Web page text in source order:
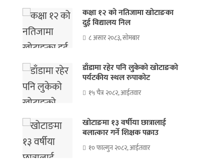
कक्षा १२ को नतिजामा खोटाङका
दुई विद्यालय निल
८ असार २०८३, सोमबार
डाँडामा रहेर पनि लुकेको खोटाङको
पर्यटकीय स्थल रुपाकोट
१५ चैत्र २०८२, आईतवार
खोटाङमा १३ वर्षीया छात्रालाई
बलात्कार गर्ने शिक्षक पक्राउ
१० फाल्गुन २०८२, आईतवार